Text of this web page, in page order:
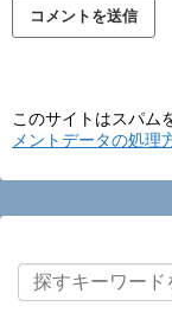
このサイトはスパム
メントデータの処理